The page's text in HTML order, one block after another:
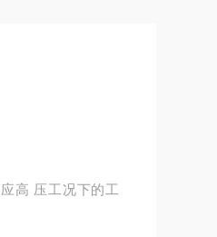
高 压工况下的工